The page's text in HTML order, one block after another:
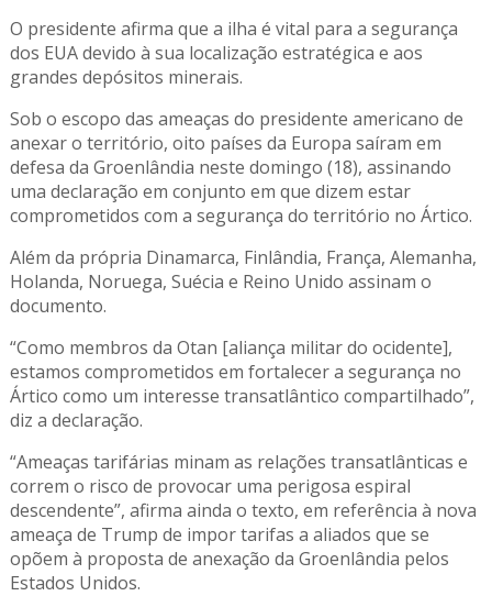
O presidente afirma que a ilha é vital para a segurança
dos EUA devido à sua localização estratégica e aos
grandes depósitos minerais.
Sob o escopo das ameaças do presidente americano de
anexar o território, oito países da Europa saíram em
defesa da Groenlândia neste domingo (18), assinando
uma declaração em conjunto em que dizem estar
comprometidos com a segurança do território no Ártico.
Além da própria Dinamarca, Finlândia, França, Alemanha,
Holanda, Noruega, Suécia e Reino Unido assinam o
documento.
“Como membros da Otan [aliança militar do ocidente],
estamos comprometidos em fortalecer a segurança no
Ártico como um interesse transatlântico compartilhado”,
diz a declaração.
“Ameaças tarifárias minam as relações transatlânticas e
correm o risco de provocar uma perigosa espiral
descendente”, afirma ainda o texto, em referência à nova
ameaça de Trump de impor tarifas a aliados que se
opõem à proposta de anexação da Groenlândia pelos
Estados Unidos.